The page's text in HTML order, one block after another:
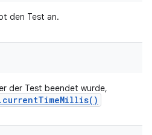
den Test an.
der Test beendet wurde,
. currentTimeMillis( )